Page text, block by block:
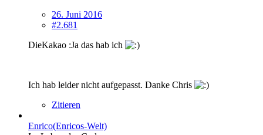
26. Juni 2016
#2.681
DieKakao :Ja das hab ich
Ich hab leider nicht aufgepasst. Danke Chris
Zitieren
Enrico(Enricos-Welt)